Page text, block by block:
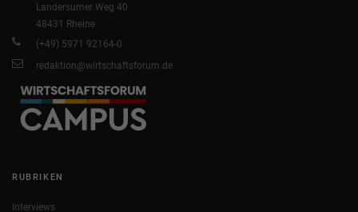
Landersumer Weg 40
48431 Rheine
(+49) 5971 92164-0
redaktion@wirtschaftsforum.de
RUBRIKEN
Interviews